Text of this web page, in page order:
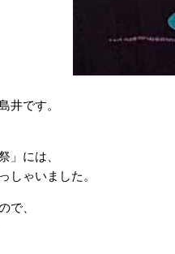
です。
には、
しゃいました。
で、